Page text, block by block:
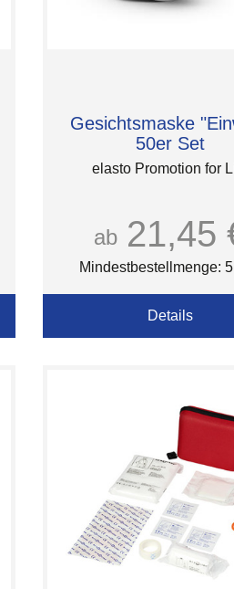
Gesichtsmaske
50er Set
elasto Promotion for
ab 21,45
Mindestbestellmenge:
Details